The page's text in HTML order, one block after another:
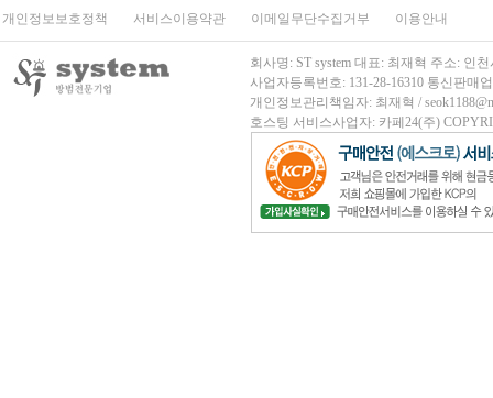
개인정보보호정책 서비스이용약관 이메일무단수집거부 이용안내
회사명: ST system 대표: 최재혁 주소: 인
사업자등록번호: 131-28-16310 통신판매
개인정보관리책임자: 최재혁 /
호스팅 서비스사업자: 카페24(주)